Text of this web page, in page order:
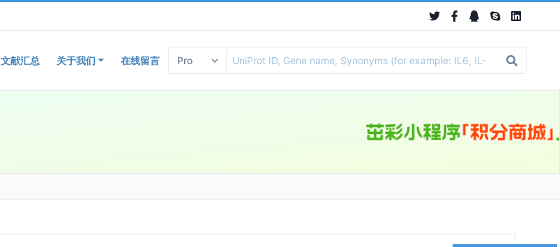
文献汇总 关于我们 在线留言